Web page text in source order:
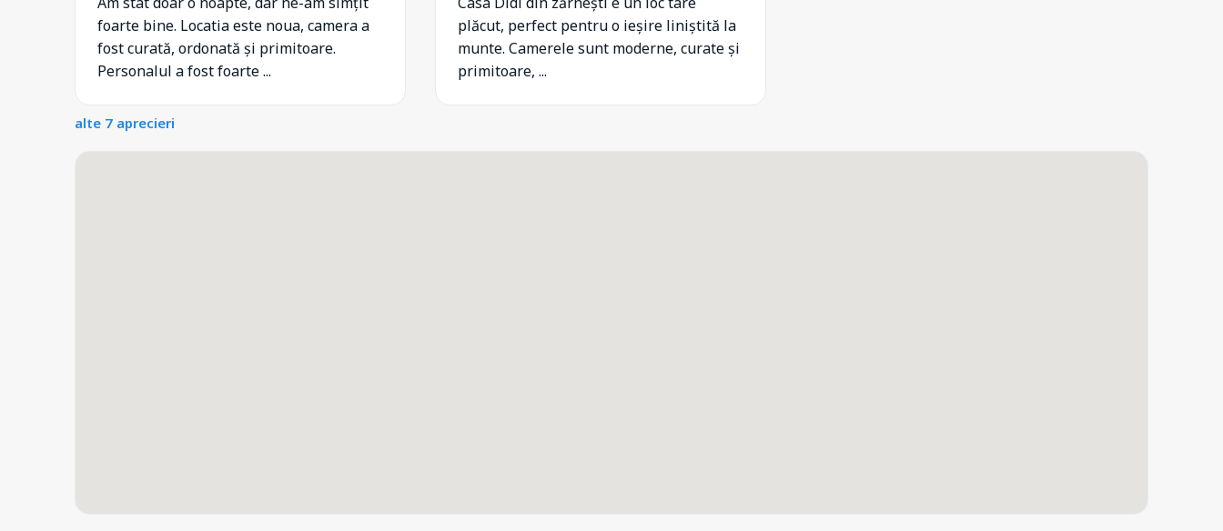
foarte bine. Locatia este noua, camera a
fost curată, ordonată și primitoare.
Personalul a fost foarte ...
plăcut, perfect pentru o ieșire liniștită la
munte. Camerele sunt moderne, curate și
primitoare, ...
alte 7 aprecieri